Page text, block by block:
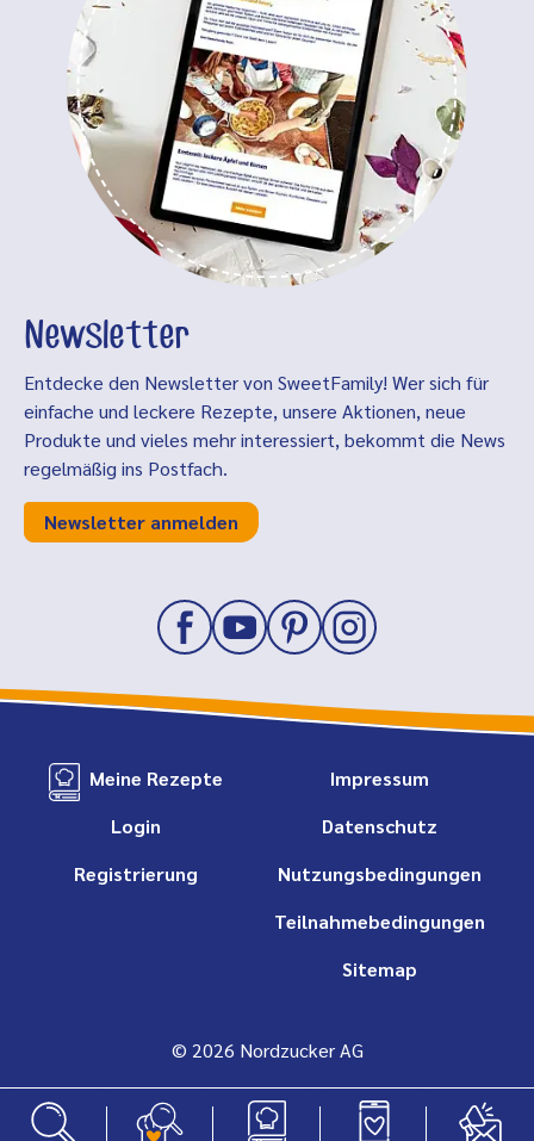
Newsletter
Entdecke den Newsletter von SweetFamily! Wer sich für
einfache und leckere Rezepte, unsere Aktionen, neue
Produkte und vieles mehr interessiert, bekommt die News
regelmäßig ins Postfach.
Newsletter anmelden
Meine Rezepte
Login
Registrierung
Impressum
Datenschutz
Nutzungsbedingungen
Teilnahmebedingungen
Sitemap
© 2026 Nordzucker AG